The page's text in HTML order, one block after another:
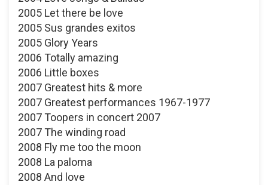
2005 Let there be love
2005 Sus grandes exitos
2005 Glory Years
2006 Totally amazing
2006 Little boxes
2007 Greatest hits & more
2007 Greatest performances 1967-1977
2007 Toopers in concert 2007
2007 The winding road
2008 Fly me too the moon
2008 La paloma
2008 And love